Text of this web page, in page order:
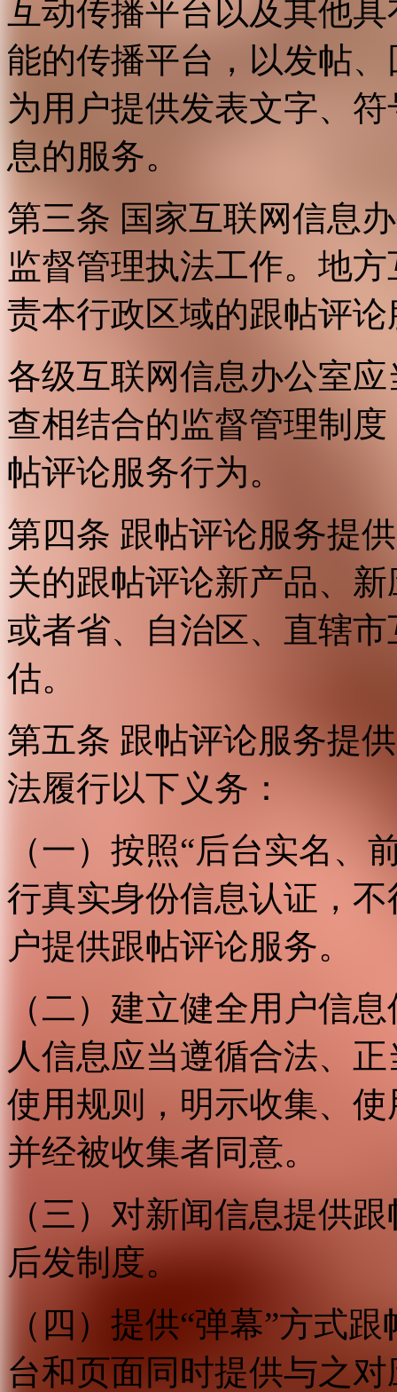
互动传播平台以及其他
能的传播平台，以发帖
为用户提供发表文字、
息的服务。
第三条 国家互联网信息
监督管理执法工作。地
责本行政区域的跟帖评
各级互联网信息办公室
查相结合的监督管理制
帖评论服务行为。
第四条 跟帖评论服务提
关的跟帖评论新产品、
或者省、自治区、直辖
估。
第五条 跟帖评论服务提
法履行以下义务：
（一）按照“后台实名、
行真实身份信息认证，
户提供跟帖评论服务。
（二）建立健全用户信
人信息应当遵循合法、
使用规则，明示收集、
并经被收集者同意。
（三）对新闻信息提供
后发制度。
（四）提供“弹幕”方式
台和页面同时提供与之